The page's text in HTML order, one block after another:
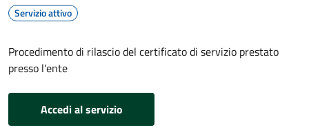
Servizio attivo
Procedimento di rilascio del certificato di servizio prestato
presso l'ente
Accedi al servizio